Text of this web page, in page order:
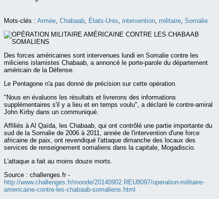
Mots-clés : Armée, Chabaab, États-Unis, intervention, militaire, Somalie
Des forces américaines sont intervenues lundi en Somalie contre les
miliciens islamistes Chabaab, a annoncé le porte-parole du département
américain de la Défense.
Le Pentagone n'a pas donné de précision sur cette opération.
"Nous en évaluons les résultats et livrerons des informations
supplémentaires s'il y a lieu et en temps voulu", a déclaré le contre-amiral
John Kirby dans un communiqué.
Affiliés à Al Qaïda, les Chabaab, qui ont contrôlé une partie importante du
sud de la Somalie de 2006 à 2011, année de l'intervention d'une force
africaine de paix, ont revendiqué l'attaque dimanche des locaux des
services de renseignement somaliens dans la capitale, Mogadiscio.
L'attaque a fait au moins douze morts.
Source : challenges.fr -
http://www.challenges.fr/monde/20140902.REU8097/operation-militaire-
americaine-contre-les-chabaab-somaliens.html